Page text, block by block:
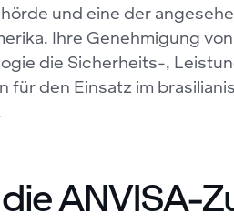
und eine der
Ihre Genehmigung von
die Sicherheits-,
den Einsatz im
ANVISA-